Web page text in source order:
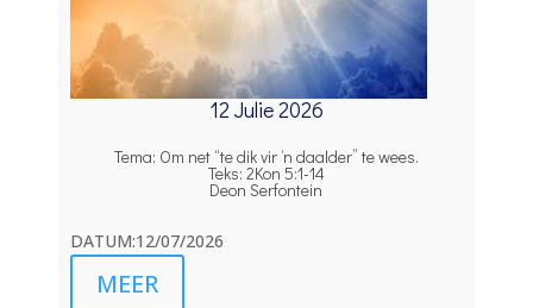
12 Julie 2026
Tema: Om net “te dik vir ‘n daalder” te wees.
Teks: 2Kon 5:1-14
Deon Serfontein
DATUM:12/07/2026
MEER